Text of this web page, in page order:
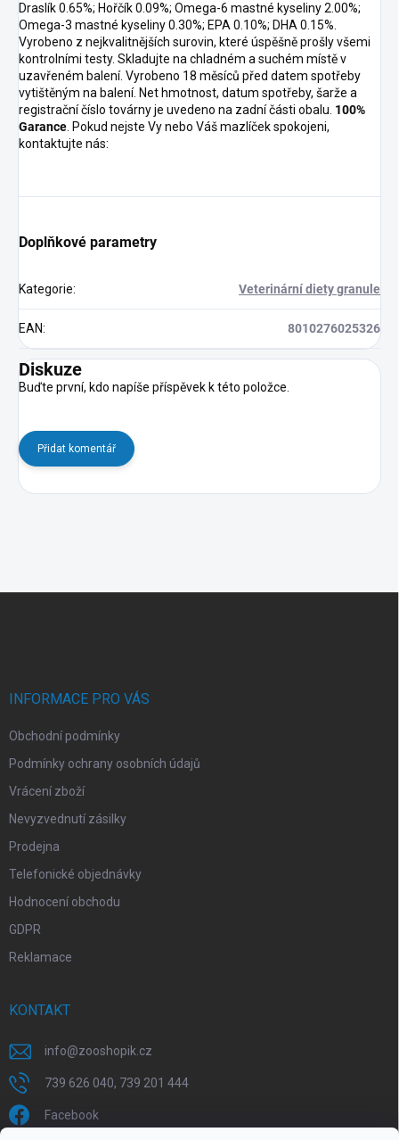
Draslík 0.65%; Hořčík 0.09%; Omega-6 mastné kyseliny 2.00%;
Omega-3 mastné kyseliny 0.30%; EPA 0.10%; DHA 0.15%.
Vyrobeno z nejkvalitnějších surovin, které úspěšně prošly všemi
kontrolními testy. Skladujte na chladném a suchém místě v
uzavřeném balení. Vyrobeno 18 měsíců před datem spotřeby
vytištěným na balení. Net hmotnost, datum spotřeby, šarže a
registrační číslo továrny je uvedeno na zadní části obalu. 100%
Garance. Pokud nejste Vy nebo Váš mazlíček spokojeni,
kontaktujte nás:
Doplňkové parametry
Kategorie: Veterinární diety granule
EAN: 8010276025326
Diskuze
Buďte první, kdo napíše příspěvek k této položce.
Přidat komentář
INFORMACE PRO VÁS
Obchodní podmínky
Podmínky ochrany osobních údajů
Vrácení zboží
Nevyzvednutí zásilky
Prodejna
Telefonické objednávky
Hodnocení obchodu
GDPR
Reklamace
KONTAKT
info@zooshopik.cz
739 626 040, 739 201 444
Facebook